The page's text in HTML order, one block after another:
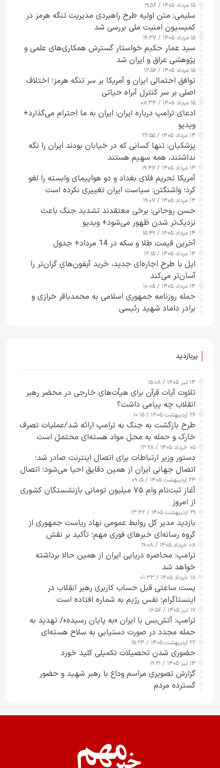
۱۵ مرداد ۱۴۰۵ / ۱۹:۵۲
سلیمی: متن اولیه طرح راهبردی مدیریت تنگه هرمز در
کمیسیون امنیت ملی بررسی شد
۱۵ مرداد ۱۴۰۵ / ۱۹:۳۷
سید عمار حکیم خواستار گسترش همکاری‌های علمی و
پژوهشی عراق و ایران شد
۱۵ مرداد ۱۴۰۵ / ۱۲:۵۶
توافق احتمالی ایران و آمریکا بر سر تنگه هرمز؛ اختلاف
اصلی بر سر کنترل آبراه حیاتی
۱۵ مرداد ۱۴۰۵ / ۰۸:۳۴
ادعای ترامپ درباره ایران: ایران به ما احترام می‌گذارد+
ویدیو
۱۴ مرداد ۱۴۰۵ / ۲۲:۵۵
پزشکیان: تنها کسانی که در خیابان بودند ایران را نگه
نداشتند، همه سهیم هستند
۱۴ مرداد ۱۴۰۵ / ۱۹:۴۷
آمریکا تحریم فلای بغداد و دو هواپیمای وابسته را لغو
کرد؛ واشنگتن: سیاست ایران تغییری نکرده است
۱۴ مرداد ۱۴۰۵ / ۱۹:۰۷
حسن روحانی: برخی معتقدند تشدید جنگ باعث
نزدیک‌تر شدن ظهور می‌شود+ ویدیو
۱۴ مرداد ۱۴۰۵ / ۱۵:۴۹
آخرین قیمت طلا و سکه در 14 مرداد+ جدول
۱۴ مرداد ۱۴۰۵ / ۱۲:۱۵
اپل با طرح اجاره‌ای جدید، خرید آیفون‌های گران‌تر را
آسان‌تر می‌کند
۱۴ مرداد ۱۴۰۵ / ۱۰:۰۵
حمله روزنامه جمهوری اسلامی به محمدباقر خرازی و
برادر داماد شهید رئیسی
پربازدید
۱۴ تیر ۱۴۰۵ / ۱۵:۰۸
تلاوت آیات قرآن برای هیأت‌های خارجی در محضر رهبر
انقلاب چه پیامی داشت؟
۲۶ اردیبهشت ۱۴۰۵ / ۱۰:۱۵
طرح‌ بازگشت به جنگ به ترامپ ارائه شد/عملیات تصرف
خارک و حمله به محل مواد هسته‌ای محتمل است
۰۵ خرداد ۱۴۰۵ / ۱۳:۲۸
دستور وزیر ارتباطات برای اتصال اینترنت صادر شد؛
اتصال جهانی ایران از همین دقایق احیا می‌شود؛ اتصال
کامل مردم تا ۲۴ ساعت آینده
۲۴ اردیبهشت ۱۴۰۵ / ۰۹:۱۵
آغاز ثبت‌نام وام ۷۵ میلیون تومانی بازنشستگان کشوری
از امروز
۲۹ اردیبهشت ۱۴۰۵ / ۱۳:۴۲
بازدید مدیر کل روابط عمومی نهاد ریاست جمهوری از
گروه رسانه‌ای خبرهای فوری مهم؛ تأکید بر نقش
رسانه‌های هوشمند و مسئول در ارتقای آگاهی عمومی
۰۸ خرداد ۱۴۰۵ / ۱۹:۰۸
ترامپ: محاصره دریایی ایران از همین حالا برداشته
خواهد شد
۱۸ خرداد ۱۴۰۵ / ۰۱:۳۳
پست ساعتی قبل حساب کاربری رهبر انقلاب در
اینستاگرام؛ نفس رژیم به شماره افتاده است​
۱۷ تیر ۱۴۰۵ / ۱۶:۵۶
ترامپ: آتش‌بس با ایران «به پایان رسیده»/ تهدید به
حمله مجدد در صورت دستیابی به سلاح هسته‌ای
۲۲ اردیبهشت ۱۴۰۵ / ۱۵:۲۴
حضوری شدن تحصیلات تکمیلی کلید خورد
۱۴ تیر ۱۴۰۵ / ۱۹:۲۱
گزارش تصویری مراسم وداع با رهبر شهید و حضور
گسترده مردم